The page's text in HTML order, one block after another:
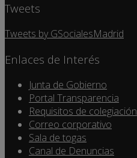
Tweets
Tweets by GSocialesMadrid
Enlaces de Interés
Junta de Gobierno
Portal Transparencia
Requisitos de colegiación
Correo corporativo
Sala de togas
Canal de Denuncias